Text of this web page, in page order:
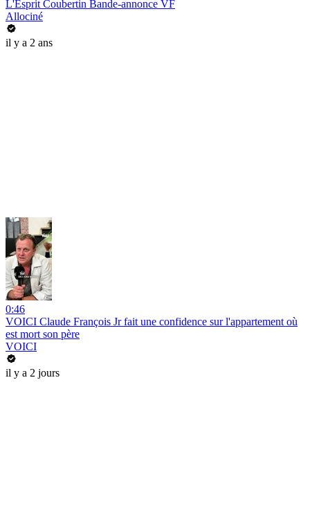
L'Esprit Coubertin Bande-annonce VF
Allociné
il y a 2 ans
0:46
VOICI Claude François Jr fait une confidence sur l'appartement où
est mort son père
VOICI
il y a 2 jours